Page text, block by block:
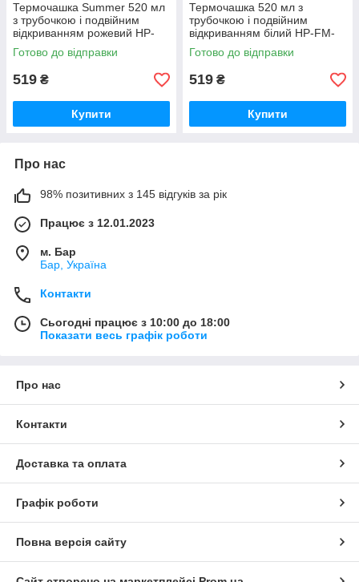
Термочашка Summer 520 мл
з трубочкою і подвійним
відкриванням рожевий HP-
FM-352-3
Готово до відправки
519 ₴
Купити
Термочашка 520 мл з
трубочкою і подвійним
відкриванням білий HP-FM-
352-4
Готово до відправки
519 ₴
Купити
Про нас
98% позитивних з 145 відгуків за рік
Працює з 12.01.2023
м. Бар
Бар, Україна
Контакти
Сьогодні працює з 10:00 до 18:00
Показати весь графік роботи
Про нас
Контакти
Доставка та оплата
Графік роботи
Повна версія сайту